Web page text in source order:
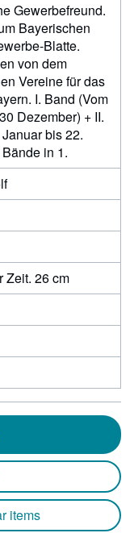
Gewerbefreund.
Bayerischen
Blatte.
von dem
Vereine für das
I. Band (Vom
Dezember) + II.
bis 22.
in 1.
Zeit. 26 cm
items